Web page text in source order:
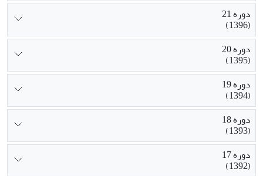
دوره 21
(1396)
دوره 20
(1395)
دوره 19
(1394)
دوره 18
(1393)
دوره 17
(1392)